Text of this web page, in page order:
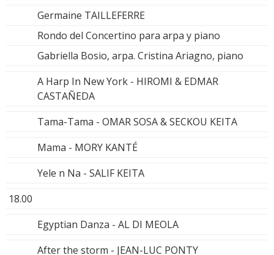
Germaine TAILLEFERRE
Rondo del Concertino para arpa y piano
Gabriella Bosio, arpa. Cristina Ariagno, piano
A Harp In New York - HIROMI & EDMAR
CASTAÑEDA
Tama-Tama - OMAR SOSA & SECKOU KEITA
Mama - MORY KANTÉ
Yele n Na - SALIF KEITA
18.00
Egyptian Danza - AL DI MEOLA
After the storm - JEAN-LUC PONTY